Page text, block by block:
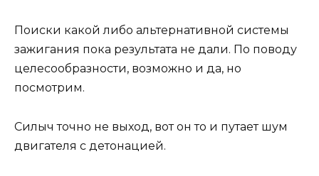
Поиски какой либо альтернативной системы
зажигания пока результата не дали. По поводу
целесообразности, возможно и да, но
посмотрим.
Силыч точно не выход, вот он то и путает шум
двигателя с детонацией.